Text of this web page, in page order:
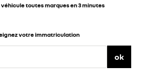
toutes marques en 3 minutes
votre immatriculation
ok